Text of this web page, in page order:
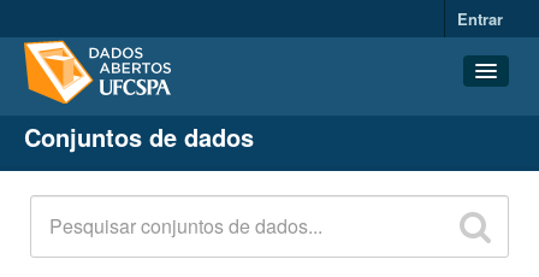
Entrar
Conjuntos de dados
Organizações
Grupos
Sobre
Conjuntos de dados